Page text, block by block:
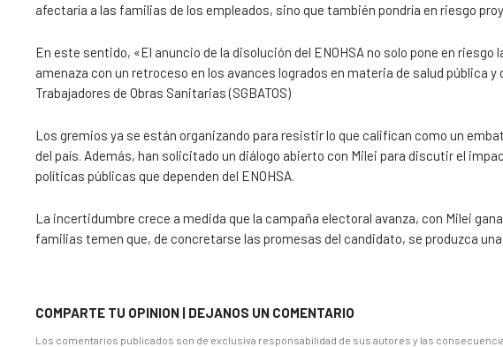
afectaría a las familias de los empleados, sino que también pondría en riesgo
En este sentido, «El anuncio de la disolución del ENOHSA no solo pone en
amenaza con un retroceso en los avances logrados en materia de salud pública
Trabajadores de Obras Sanitarias (SGBATOS)
Los gremios ya se están organizando para resistir lo que califican como un
del país. Además, han solicitado un diálogo abierto con Milei para discutir el
políticas públicas que dependen del ENOHSA.
La incertidumbre crece a medida que la campaña electoral avanza, con Milei
familias temen que, de concretarse las promesas del candidato, se produzca
COMPARTE TU OPINION | DEJANOS UN COMENTARIO
Los comentarios publicados son de exclusiva responsabilidad de sus autores y las